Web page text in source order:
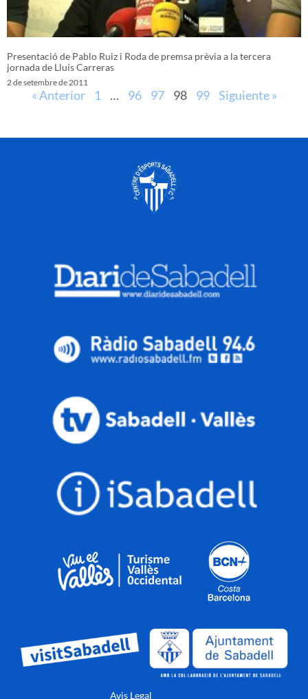
Presentació de Pablo Ruiz i Roda de premsa prèvia a la tercera
jornada de Lluís Carreras
2 de setembre de 2011
« Anterior 1 … 96 97 98 99 Siguiente »
Avis Legal